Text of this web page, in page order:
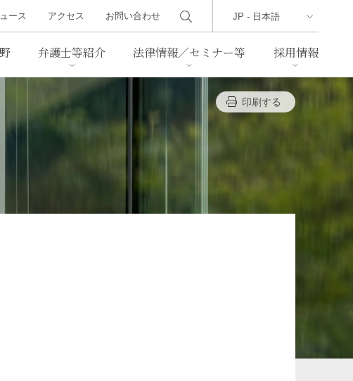
弁護士等紹介 法律情報／セミナー等
ニューズレター 判例紹介
採用情報
ース アクセス お問い合わせ
印刷する